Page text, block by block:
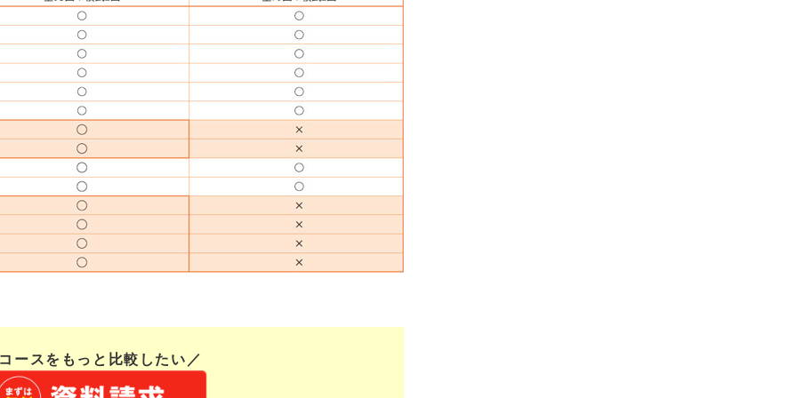
ースをもっと比較したい／